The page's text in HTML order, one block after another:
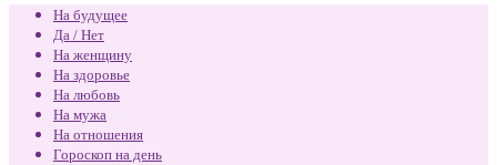
На будущее
Да / Нет
На женщину
На здоровье
На любовь
На мужа
На отношения
Гороскоп на день